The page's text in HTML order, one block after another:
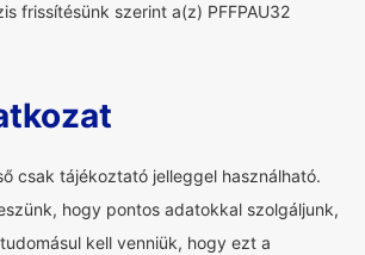
frissítésünk szerint a(z) PFFPAU32
csak tájékoztató jelleggel használható.
hogy pontos adatokkal szolgáljunk,
kell venniük, hogy ezt a